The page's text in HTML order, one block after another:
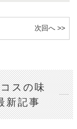
次回へ >>
スの味
新記事